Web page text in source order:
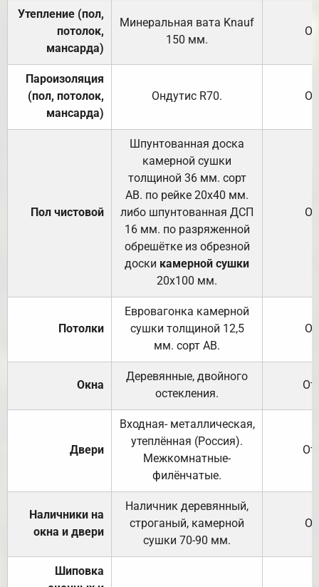
Утепление (пол,
потолок,
мансарда)
Минеральная вата Knauf
150 мм.
Пароизоляция
(пол, потолок,
мансарда)
Ондутис R70.
Пол чистовой
Шпунтованная доска
камерной сушки
толщиной 36 мм. сорт
АВ. по рейке 20х40 мм.
либо шпунтованная ДСП
16 мм. по разряженной
обрешётке из обрезной
доски камерной сушки
20х100 мм.
Потолки
Евровагонка камерной
сушки толщиной 12,5
мм. сорт АВ.
Окна
Деревянные, двойного
остекления.
Двери
Входная- металлическая,
утеплённая (Россия).
Межкомнатные-
филёнчатые.
Наличники на
окна и двери
Наличник деревянный,
строганый, камерной
сушки 70-90 мм.
Шиповка